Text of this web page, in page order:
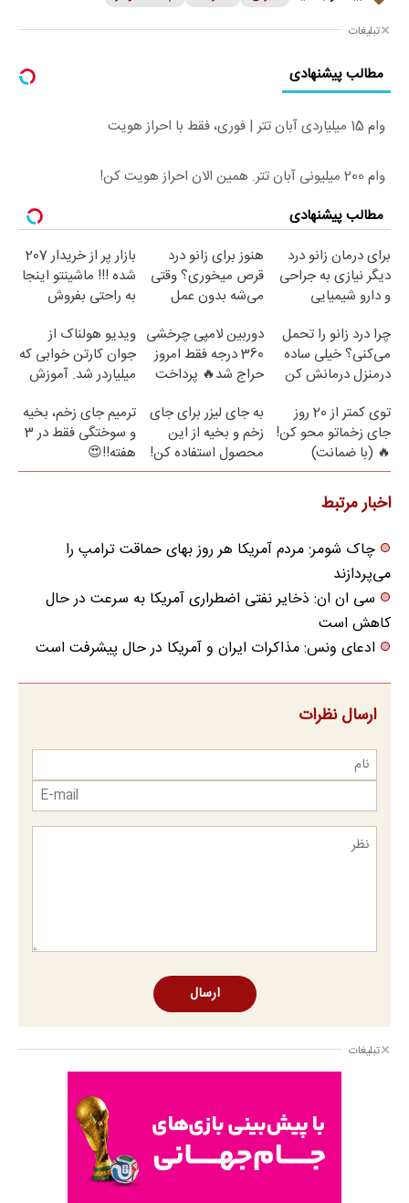
تبلیغات
مطالب پیشنهادی
وام 15 میلیاردی آبان تتر | فوری، فقط با احراز هویت
وام 200 میلیونی آبان تتر. همین الان احراز هویت کن!
مطالب پیشنهادی
برای درمان زانو درد
دیگر نیازی به جراحی
و دارو شیمیایی
هنوز برای زانو درد
قرص میخوری؟ وقتی
می‌شه بدون عمل
بازار پر از خریدار 207
شده !!! ماشینتو اینجا
به راحتی بفروش
چرا درد زانو را تحمل
می‌کنی؟ خیلی ساده
درمنزل درمانش کن
دوربین لامپی چرخشی
360 درجه فقط امروز
حراج شد🔥 پرداخت
ویدیو هولناک از
جوان کارتن خوابی که
میلیاردر شد. آموزش
توی کمتر از 20 روز
جای زخماتو محو کن!
🔥 (با ضمانت)
به جای لیزر برای جای
زخم و بخیه از این
محصول استفاده کن!
ترمیم جای زخم، بخیه
و سوختگی فقط در 3
هفته!!😍
اخبار مرتبط
چاک شومر: مردم آمریکا هر روز بهای حماقت ترامپ را
می‌پردازند
سی ان ان: ذخایر نفتی اضطراری آمریکا به سرعت در حال
کاهش است
ادعای ونس: مذاکرات ایران و آمریکا در حال پیشرفت است
ارسال نظرات
ارسال
تبلیغات